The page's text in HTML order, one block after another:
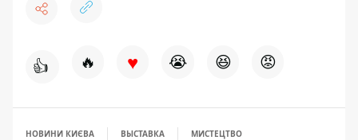
👍 🔥 ♥ 😭 😆 😡
НОВИНИ КИЄВА ВЫСТАВКА МИСТЕЦТВО